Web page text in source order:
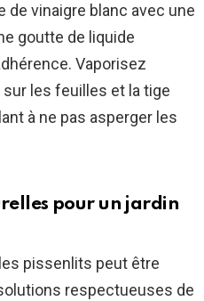
de vinaigre blanc avec une
goutte de liquide
Vaporisez
les feuilles et la tige
à ne pas asperger les
pour un jardin
pissenlits peut être
respectueuses de